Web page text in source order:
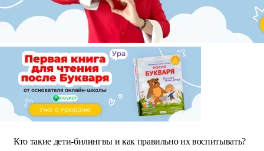
Кто такие дети-билингвы и как правильно их воспитывать?